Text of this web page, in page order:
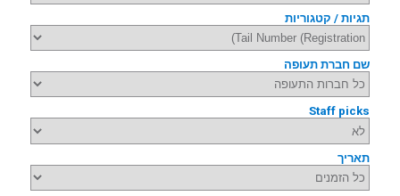
תגיות / קטגוריות
שם חברת תעופה
Staff picks
תאריך